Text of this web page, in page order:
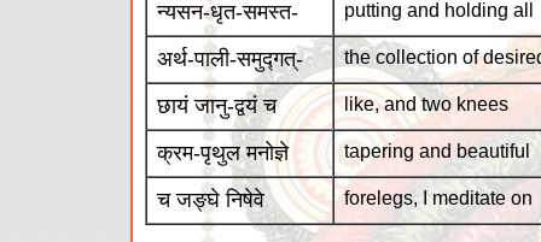
न्यसन-धृत-समस्त- putting and holding all
अर्थ-पाली-समुद्गत्- the collection of
छायं जानु-द्वयं च like, and two knees
क्रम-पृथुल मनोज्ञे tapering and beautiful
च जङ्घे निषेवे forelegs, I meditate on